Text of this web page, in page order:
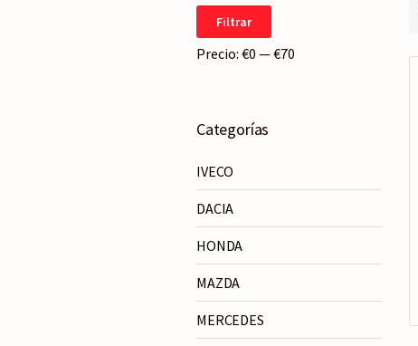
Precio
mínimo
Precio
máximo
Filtrar
Precio: €0 —€70
Categorías
IVECO
DACIA
HONDA
MAZDA
MERCEDES